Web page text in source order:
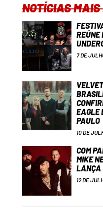
NOTÍCIAS
REÚNE
7 DE
EAGLE
PAULO
10 DE
COM
MIKE
LANÇA
12 DE